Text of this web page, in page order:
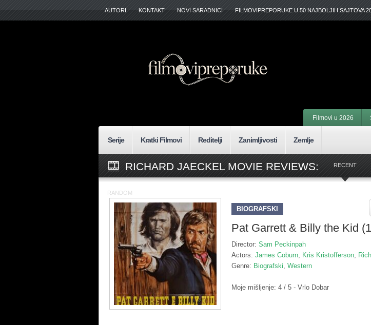
AUTORI KONTAKT NOVI SARADNICI FILMOVIPREPORUKE U 50 NAJBOLJIH SAJTOVA
Filmovi u 2026
Serije Kratki Filmovi Reditelji Zanimljivosti Zemlje
RICHARD JAECKEL MOVIE REVIEWS: RECENT
RANDOM
BIOGRAFSKI
Pat Garrett & Billy the Kid
Director: Sam Peckinpah
Actors: James Coburn, Kris Kristofferson,
Genre: Biografski, Western
Moje mišljenje: 4 / 5 - Vrlo Dobar